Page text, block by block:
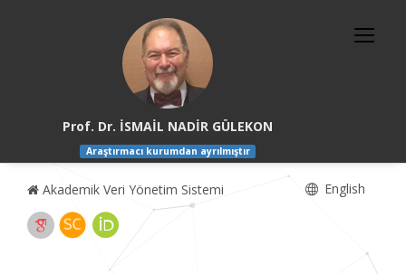
Prof. Dr. İSMAİL NADİR GÜLEKON
Araştırmacı kurumdan ayrılmıştır
Akademik Veri Yönetim Sistemi English